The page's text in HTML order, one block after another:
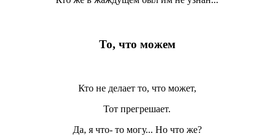
То, что можем
Кто не делает то, что может,
Тот прегрешает.
Да, я что- то могу... Но что же?